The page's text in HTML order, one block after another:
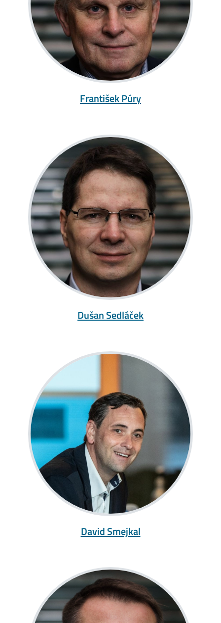
František Púry
Dušan Sedláček
David Smejkal